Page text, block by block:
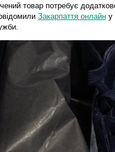
товар потребує
Закарпаття онлайну